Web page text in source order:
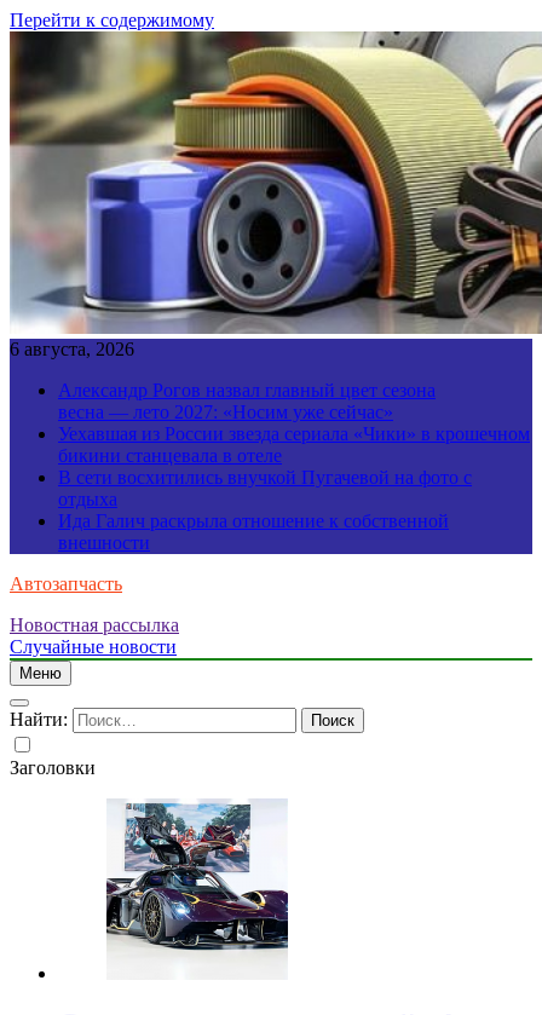
Перейти к содержимому
6 августа, 2026
Александр Рогов назвал главный цвет сезона
весна — лето 2027: «Носим уже сейчас»
Уехавшая из России звезда сериала «Чики» в крошечном
бикини станцевала в отеле
В сети восхитились внучкой Пугачевой на фото с
отдыха
Ида Галич раскрыла отношение к собственной
внешности
Автозапчасть
Новостная рассылка
Случайные новости
Меню
Найти:
Заголовки